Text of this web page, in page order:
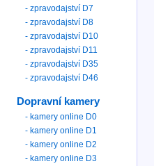
- zpravodajství D7
- zpravodajství D8
- zpravodajství D10
- zpravodajství D11
- zpravodajství D35
- zpravodajství D46
Dopravní kamery
- kamery online D0
- kamery online D1
- kamery online D2
- kamery online D3